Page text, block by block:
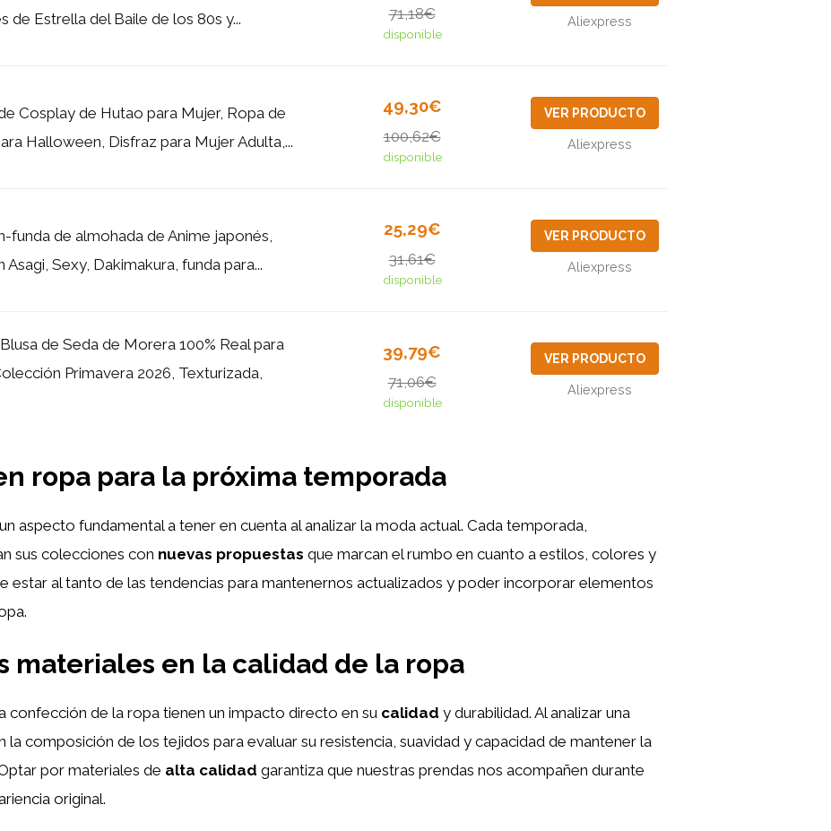
de Estrella del Baile de los 80s y...
71,18€
disponible
Aliexpress
Cosplay de Hutao para Mujer, Ropa de
Halloween, Disfraz para Mujer Adulta,...
49,30€
100,62€
disponible
VER PRODUCTO
Aliexpress
funda de almohada de Anime japonés,
Asagi, Sexy, Dakimakura, funda para...
25,29€
31,61€
disponible
VER PRODUCTO
Aliexpress
de Seda de Morera 100% Real para
Primavera 2026, Texturizada,
39,79€
71,06€
disponible
VER PRODUCTO
Aliexpress
ropa para la próxima temporada
aspecto fundamental a tener en cuenta al analizar la moda actual. Cada temporada,
sus colecciones con nuevas propuestas que marcan el rumbo en cuanto a estilos, colores y
estar al tanto de las tendencias para mantenernos actualizados y poder incorporar elementos
materiales en la calidad de la ropa
confección de la ropa tienen un impacto directo en su calidad y durabilidad. Al analizar una
la composición de los tejidos para evaluar su resistencia, suavidad y capacidad de mantener la
por materiales de alta calidad garantiza que nuestras prendas nos acompañen durante
original.